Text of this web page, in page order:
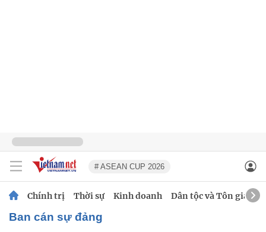
# ASEAN CUP 2026
Chính trị Thời sự Kinh doanh Dân tộc và Tôn giáo
Ban cán sự đảng